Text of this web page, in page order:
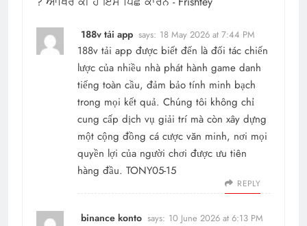
188v tải app says: 18 May 2026 at 7:44 PM
188v tải app được biết đến là đối tác chiến
lược của nhiều nhà phát hành game danh
tiếng toàn cầu, đảm bảo tính minh bạch
trong mọi kết quả. Chúng tôi không chỉ
cung cấp dịch vụ giải trí mà còn xây dựng
một cộng đồng cá cược văn minh, nơi mọi
quyền lợi của người chơi được ưu tiên
hàng đầu. TONY05-15
REPLY
binance konto says: 10 June 2026 at 6:13 PM